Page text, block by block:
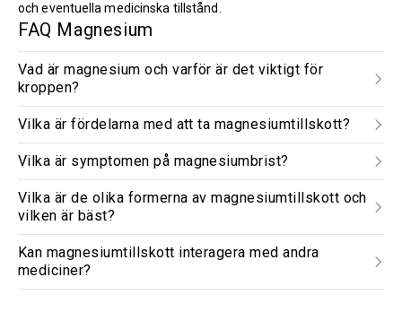
och eventuella medicinska tillstånd.
FAQ Magnesium
Vad är magnesium och varför är det viktigt för
kroppen?
Vilka är fördelarna med att ta magnesiumtillskott?
Vilka är symptomen på magnesiumbrist?
Vilka är de olika formerna av magnesiumtillskott och
vilken är bäst?
Kan magnesiumtillskott interagera med andra
mediciner?